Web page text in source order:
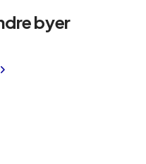
byer